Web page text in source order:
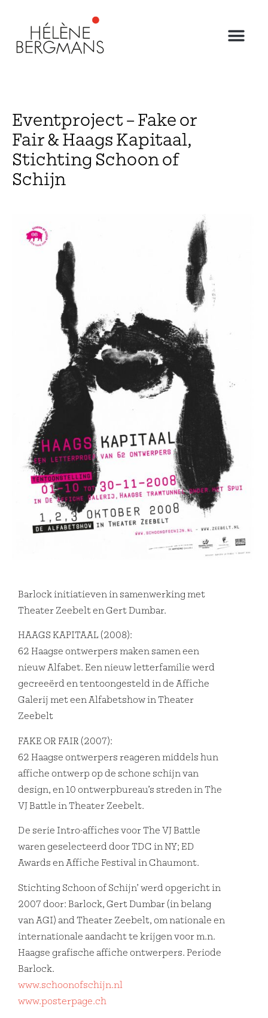
Eventproject – Fake or
Fair & Haags Kapitaal,
Stichting Schoon of
Schijn
Barlock initiatieven in samenwerking met
Theater Zeebelt en Gert Dumbar.
HAAGS KAPITAAL (2008):
62 Haagse ontwerpers maken samen een
nieuw Alfabet. Een nieuw letterfamilie werd
gecreeërd en tentoongesteld in de Affiche
Galerij met een Alfabetshow in Theater
Zeebelt
FAKE OR FAIR (2007):
62 Haagse ontwerpers reageren middels hun
affiche ontwerp op de schone schijn van
design, en 10 ontwerpbureau’s streden in The
VJ Battle in Theater Zeebelt.
De serie Intro-affiches voor The VJ Battle
waren geselecteerd door TDC in NY; ED
Awards en Affiche Festival in Chaumont.
Stichting Schoon of Schijn’ werd opgericht in
2007 door: Barlock, Gert Dumbar (in belang
van AGI) and Theater Zeebelt, om nationale en
internationale aandacht te krijgen voor m.n.
Haagse grafische affiche ontwerpers. Periode
Barlock.
www.schoonofschijn.nl
www.posterpage.ch